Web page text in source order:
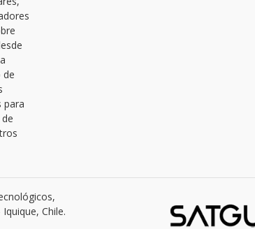
de
para
Chile.